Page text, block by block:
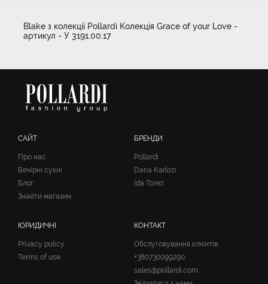
Blake з колекції Pollardi Колекція Grace of your Love -
артикул - У 3191.00.17
САЙТ
Про нас
Вечірні сукні
Блог
Знайти магазин
БРЕНДИ
Pollardi
Daria Karlozi
Ida Torez
ЮРИДИЧНІ
Privacy policy
Terms of use
КОНТАКТ
Обслуговування клієнтів:
+380730099290
sales@pollardi.com